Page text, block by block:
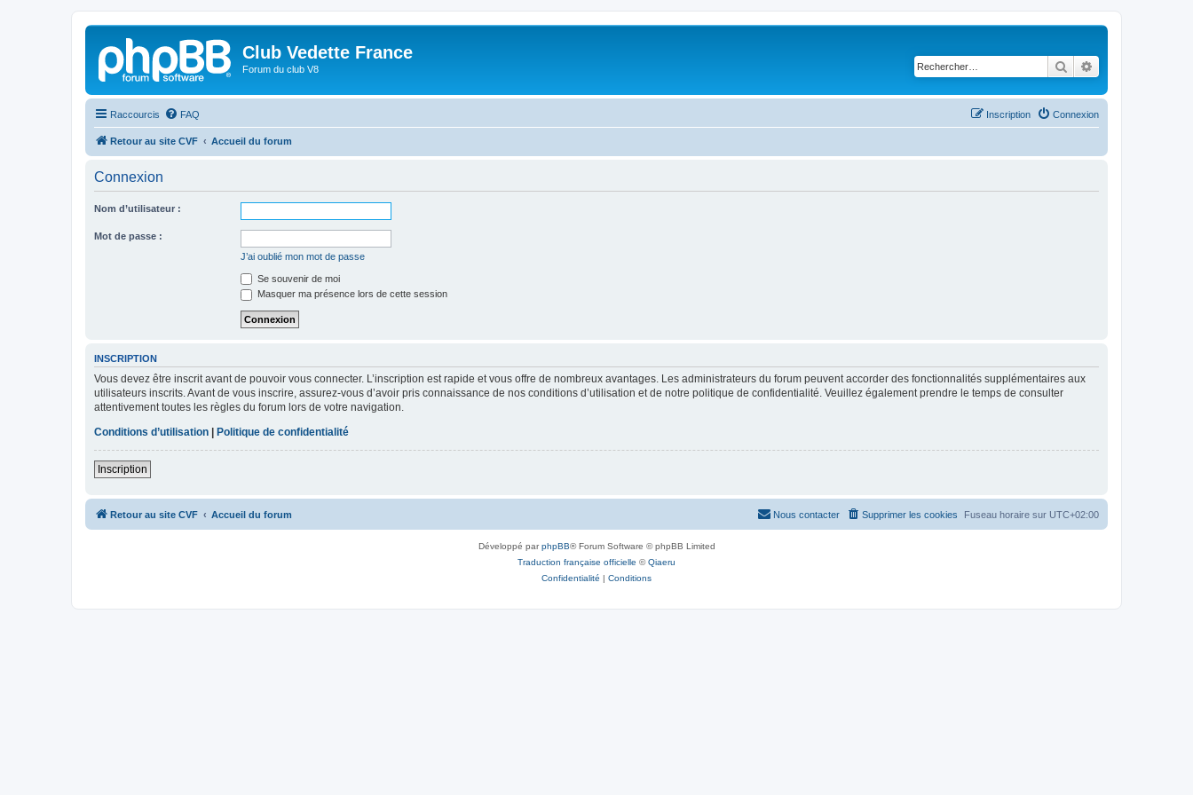
Club Vedette France
Forum du club V8 Rechercher
Raccourcis FAQ Connexion
Inscription
Retour au site CVF Accueil du forum
Connexion
Nom d’utilisateur :
Mot de passe :
J’ai oublié mon mot de passe
Se souvenir de moi
Masquer ma présence lors de cette session
INSCRIPTION
Vous devez être inscrit avant de pouvoir vous connecter. L’inscription est rapide et vous offre de nombreux avantages. Les administrateurs du forum peuvent accorder des fonctionnalités supplémentaires aux
utilisateurs inscrits. Avant de vous inscrire, assurez-vous d’avoir pris connaissance de nos conditions d’utilisation et de notre politique de confidentialité. Veuillez également prendre le temps de consulter
attentivement toutes les règles du forum lors de votre navigation.
Conditions d’utilisation
Politique de confidentialité
Inscription
Retour au site CVF Accueil du forum Fuseau horaire sur UTC+02:00
Supprimer les cookies
Nous contacter
Développé parphpBB® Forum Software © phpBB Limited
Traduction française officielle ©Qiaeru
Confidentialité | Conditions